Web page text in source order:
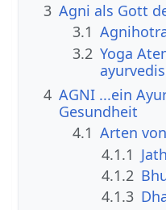
3 Agni als Gott
3.1
3.2 Yoga
4 AGNI ...ein
Gesundheit
4.1 Arten
4.1.1
4.1.2
4.1.3